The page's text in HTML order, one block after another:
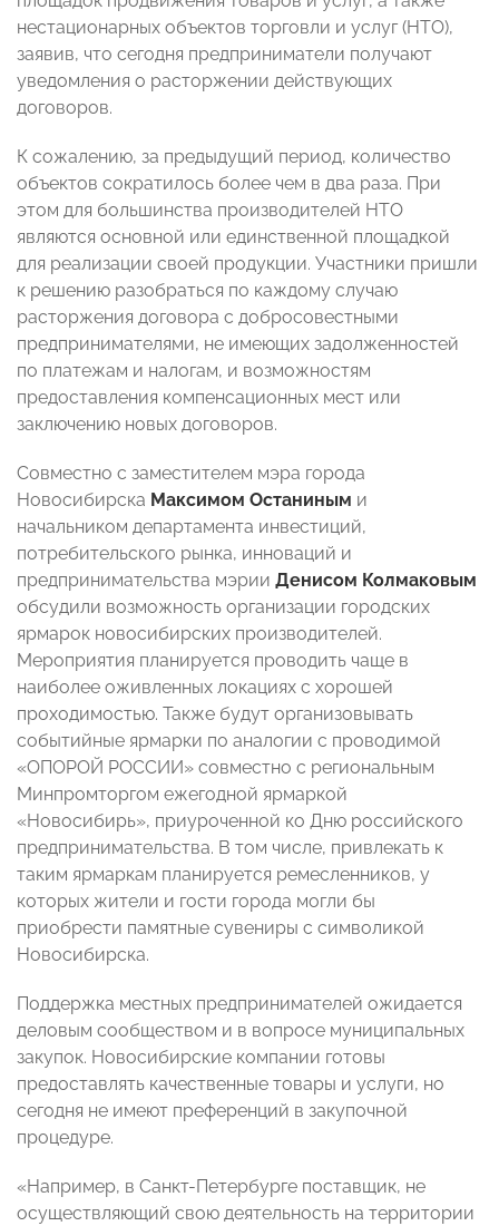
нестационарных объектов торговли и услуг (НТО),
заявив, что сегодня предприниматели получают
уведомления о расторжении действующих
договоров.
К сожалению, за предыдущий период, количество
объектов сократилось более чем в два раза. При
этом для большинства производителей НТО
являются основной или единственной площадкой
для реализации своей продукции. Участники пришли
к решению разобраться по каждому случаю
расторжения договора с добросовестными
предпринимателями, не имеющих задолженностей
по платежам и налогам, и возможностям
предоставления компенсационных мест или
заключению новых договоров.
Совместно с заместителем мэра города
Новосибирска Максимом Останиным и
начальником департамента инвестиций,
потребительского рынка, инноваций и
предпринимательства мэрии Денисом Колмаковым
обсудили возможность организации городских
ярмарок новосибирских производителей.
Мероприятия планируется проводить чаще в
наиболее оживленных локациях с хорошей
проходимостью. Также будут организовывать
событийные ярмарки по аналогии с проводимой
«ОПОРОЙ РОССИИ» совместно с региональным
Минпромторгом ежегодной ярмаркой
«Новосибирь», приуроченной ко Дню российского
предпринимательства. В том числе, привлекать к
таким ярмаркам планируется ремесленников, у
которых жители и гости города могли бы
приобрести памятные сувениры с символикой
Новосибирска.
Поддержка местных предпринимателей ожидается
деловым сообществом и в вопросе муниципальных
закупок. Новосибирские компании готовы
предоставлять качественные товары и услуги, но
сегодня не имеют преференций в закупочной
процедуре.
«Например, в Санкт-Петербурге поставщик, не
осуществляющий свою деятельность на территории